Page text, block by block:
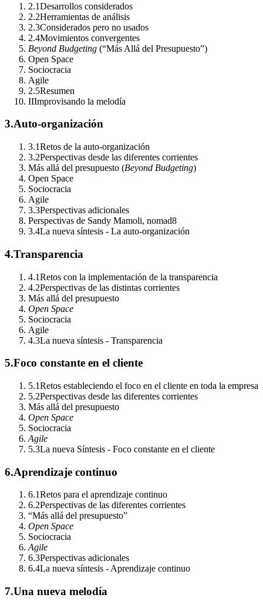
2.1Desarrollos considerados
2.2Herramientas de análisis
2.3Considerados pero no usados
2.4Movimientos convergentes
Beyond Budgeting (“Más Allá del Presupuesto”)
Open Space
Sociocracia
Agile
2.5Resumen
IIImprovisando la melodía
3.Auto-organización
3.1Retos de la auto-organización
3.2Perspectivas desde las diferentes corrientes
Más allá del presupuesto (Beyond Budgeting)
Open Space
Sociocracia
Agile
3.3Perspectivas adicionales
Perspectivas de Sandy Mamoli, nomad8
3.4La nueva síntesis - La auto-organización
4.Transparencia
4.1Retos con la implementación de la transparencia
4.2Perspectivas de las distintas corrientes
Más allá del presupuesto
Open Space
Sociocracia
Agile
4.3La nueva síntesis - Transparencia
5.Foco constante en el cliente
5.1Retos estableciendo el foco en el cliente en toda la empresa
5.2Perspectivas desde las diferentes corrientes
Más allá del presupuesto
Open Space
Sociocracia
Agile
5.3La nueva Síntesis - Foco constante en el cliente
6.Aprendizaje continuo
6.1Retos para el aprendizaje continuo
6.2Perspectivas de las diferentes corrientes
“Más allá del presupuesto”
Open Space
Sociocracia
Agile
6.3Perspectivas adicionales
6.4La nueva síntesis - Aprendizaje continuo
7.Una nueva melodía